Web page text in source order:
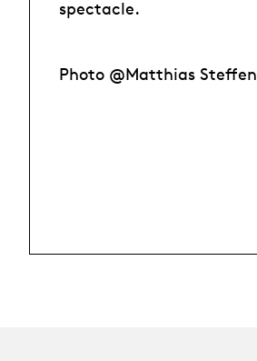
spectacle.
Photo @Matthias Steffen